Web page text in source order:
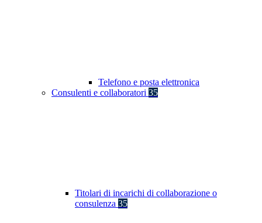
Telefono e posta elettronica
Consulenti e collaboratori 35
Titolari di incarichi di collaborazione o
consulenza 35